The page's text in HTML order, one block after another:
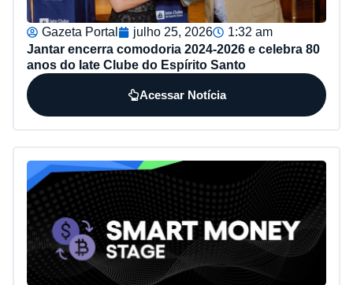
Gazeta Portal julho 25, 2026
1:32 am
Jantar encerra comodoria 2024-2026 e celebra 80
anos do Iate Clube do Espírito Santo
Acessar Notícia